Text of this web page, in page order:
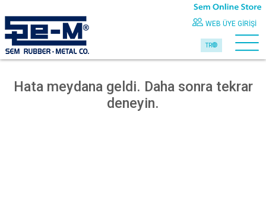
WEB ÜYE GIRIŞI
TR
Hata meydana geldi. Daha sonra tekrar
deneyin.